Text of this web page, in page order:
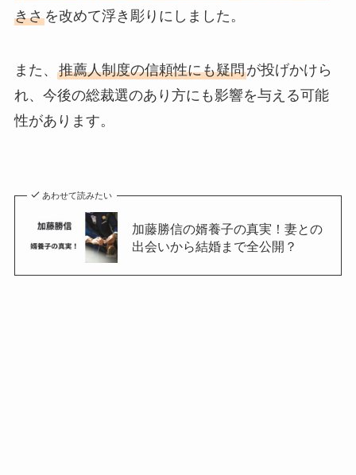
きさを改めて浮き彫りにしました。
また、 推薦人制度の信頼性にも疑問が投げかけら
れ、今後の総裁選のあり方にも影響を与える可能
性があります。
あわせて読みたい
加藤勝信の婿養子の真実！妻との
出会いから結婚まで全公開？